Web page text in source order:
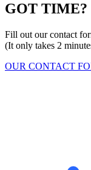
GOT TIME?
Fill out our contact
(It only takes 2
OUR CONTACT